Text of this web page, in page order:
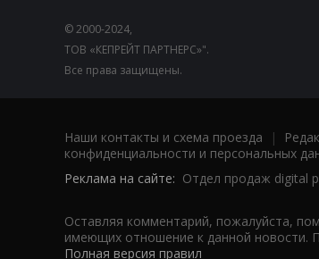
© 2000-2024,
ТОВ «КЕПРЕЙТ ПАРТНЕРС»".
Все права защищены.
Наши контакты и схема проезда |
конфиденциальности и персональных
Реклама на сайте: Отдел продаж digital
Оставляя комментарий, пожалуйста,
имеющих отношение к данной новости.
Полная версия правил